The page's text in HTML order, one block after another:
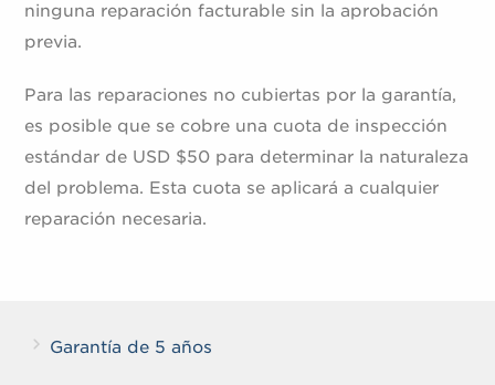
ninguna reparación facturable sin la aprobación
previa.
Para las reparaciones no cubiertas por la garantía,
es posible que se cobre una cuota de inspección
estándar de USD $50 para determinar la naturaleza
del problema. Esta cuota se aplicará a cualquier
reparación necesaria.
Garantía de 5 años